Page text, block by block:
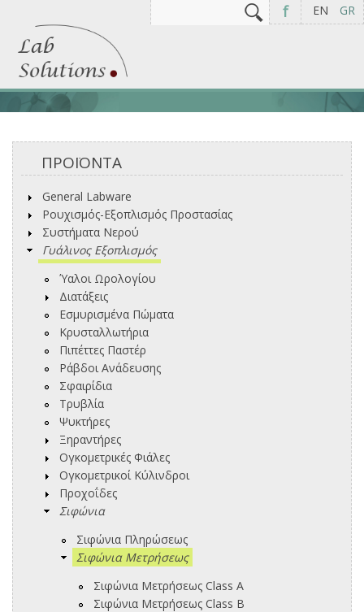
EN GR
f
Φόρμα αναζήτησης
ΠΡΟΪΟΝΤΑ
General Labware
Ρουχισμός-Εξοπλισμός Προστασίας
Συστήματα Νερού
Γυάλινος Εξοπλισμός
Ύαλοι Ωρολογίου
Διατάξεις
Εσμυρισμένα Πώματα
Κρυσταλλωτήρια
Πιπέττες Παστέρ
Ράβδοι Ανάδευσης
Σφαιρίδια
Τρυβλία
Ψυκτήρες
Ξηραντήρες
Ογκομετρικές Φιάλες
Ογκομετρικοί Κύλινδροι
Προχοΐδες
Σιφώνια
Σιφώνια Πληρώσεως
Σιφώνια Μετρήσεως
Σιφώνια Μετρήσεως Class A
Σιφώνια Μετρήσεως Class B